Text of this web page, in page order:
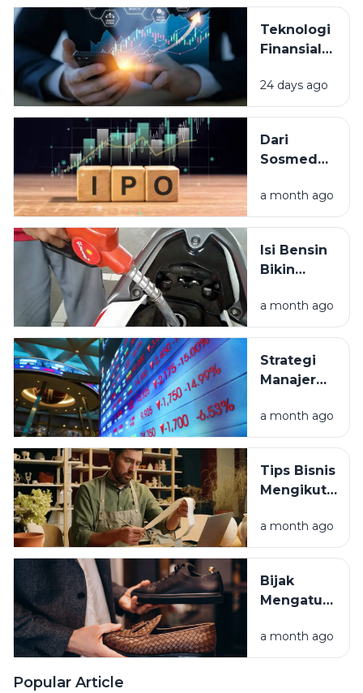
Aplikasi?
Teknologi
Finansial
Kehidupan
Sehari-hari:
Cara Baru Kita
Mengelola
dan
Uang
24 days ago
Dari
Sosmed
Panduan
Lengkap
Istilah IPO
a month ago
Isi Bensin
Bikin
Rahasia
Hemat
Dompet
Sehat
a month ago
Strategi
Manajer
Afrika
Selatan
Aset
Murah di
a month ago
Tips Bisnis
Mengikuti
Hindari
Rugi Stok
a month ago
Bijak
Mengatur
Belanja:
Barang
a month ago
Popular Article